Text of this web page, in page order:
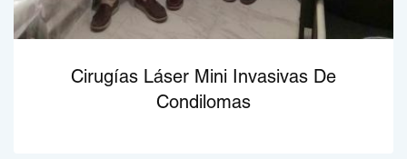
Cirugías Láser Mini Invasivas De
Condilomas